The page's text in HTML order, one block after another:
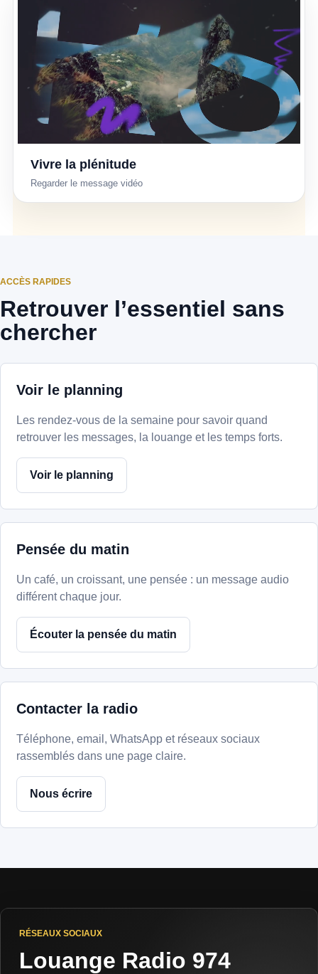
▶
Vivre la plénitude
Regarder le message vidéo
ACCÈS RAPIDES
Retrouver l’essentiel sans
chercher
Voir le planning
Les rendez-vous de la semaine pour savoir quand
retrouver les messages, la louange et les temps forts.
Voir le planning
Pensée du matin
Un café, un croissant, une pensée : un message audio
différent chaque jour.
Écouter la pensée du matin
Contacter la radio
Téléphone, email, WhatsApp et réseaux sociaux
rassemblés dans une page claire.
Nous écrire
RÉSEAUX SOCIAUX
Louange Radio 974